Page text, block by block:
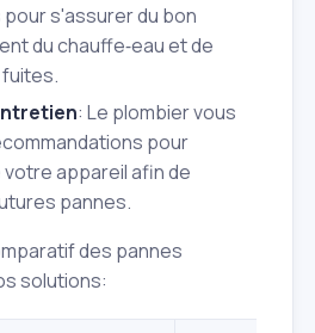
s'assurer du bon
du chauffe‑eau et de
: Le plombier vous
pour
appareil afin de
pannes.
des pannes
solutions: